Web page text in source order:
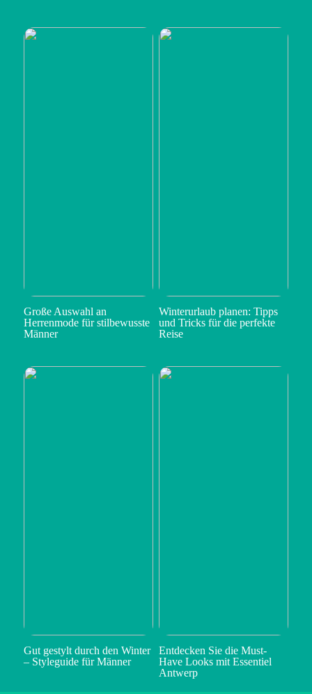
Große Auswahl an
Herrenmode für stilbewusste
Männer
Winterurlaub planen: Tipps
und Tricks für die perfekte
Reise
Gut gestylt durch den Winter
– Styleguide für Männer
Entdecken Sie die Must-
Have Looks mit Essentiel
Antwerp